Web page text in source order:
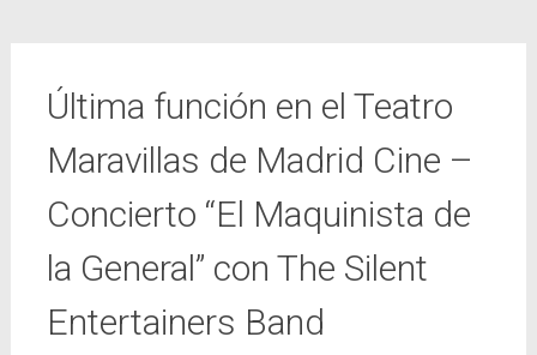
Última función en el Teatro
Maravillas de Madrid Cine –
Concierto “El Maquinista de
la General” con The Silent
Entertainers Band